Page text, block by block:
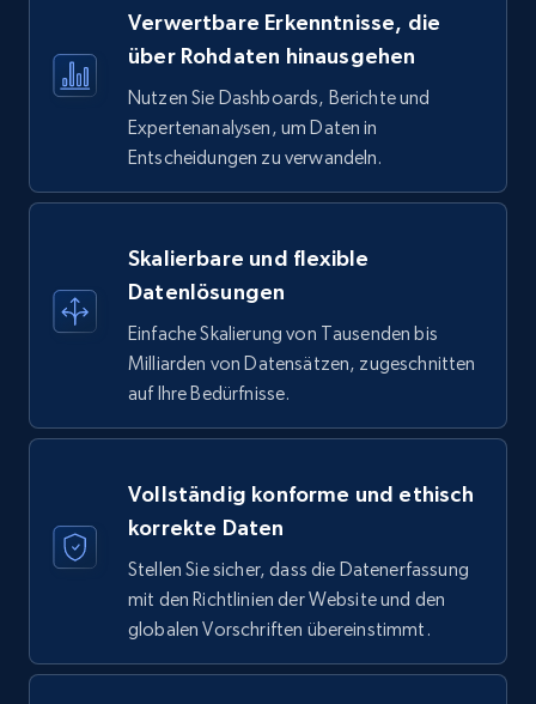
Verwertbare Erkenntnisse, die
über Rohdaten hinausgehen
Nutzen Sie Dashboards, Berichte und
Expertenanalysen, um Daten in
Entscheidungen zu verwandeln.
Skalierbare und flexible
Datenlösungen
Einfache Skalierung von Tausenden bis
Milliarden von Datensätzen, zugeschnitten
auf Ihre Bedürfnisse.
Vollständig konforme und ethisch
korrekte Daten
Stellen Sie sicher, dass die Datenerfassung
mit den Richtlinien der Website und den
globalen Vorschriften übereinstimmt.